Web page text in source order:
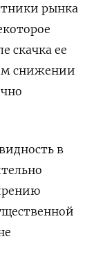
рынка
скачка ее
снижении
в